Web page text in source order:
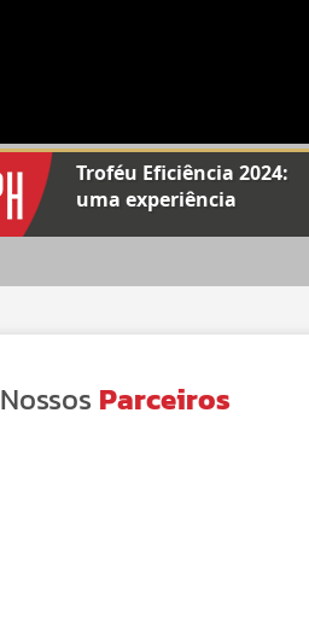
Troféu Eficiência 2024:
uma experiência
Nossos Parceiros